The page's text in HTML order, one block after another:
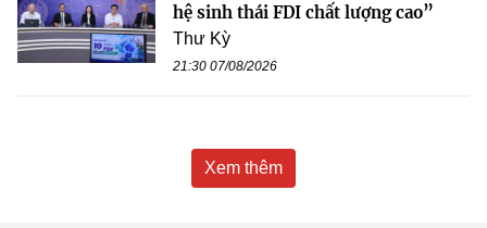
hệ sinh thái FDI chất lượng cao”
Thư Kỳ
21:30 07/08/2026
Xem thêm